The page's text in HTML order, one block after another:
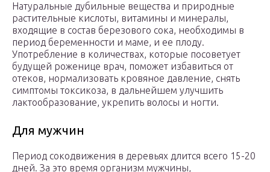
Натуральные дубильные вещества и природные
растительные кислоты, витамины и минералы,
входящие в состав березового сока, необходимы в
период беременности и маме, и ее плоду.
Употребление в количествах, которые посоветует
будущей роженице врач, поможет избавиться от
отеков, нормализовать кровяное давление, снять
симптомы токсикоза, в дальнейшем улучшить
лактообразование, укрепить волосы и ногти.
Для мужчин
Период сокодвижения в деревьях длится всего 15-20
дней. За это время организм мужчины,